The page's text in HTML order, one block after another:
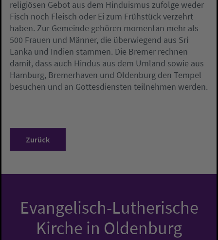
religiösen Gebot aus dem Hinduismus zufolge weder
Fisch noch Fleisch oder Ei zum Frühstück verzehrt
haben. Zur Gemeinde gehören momentan mehr als
500 Frauen und Männer, die überwiegend aus Sri
Lanka und Indien stammen. Die Bremer rechnen
damit, dass auch Hindus aus dem Umland sowie aus
Hamburg, Bremerhaven und Oldenburg den Tempel
besuchen und an Gottesdiensten teilnehmen werden.
Zurück
Evangelisch-Lutherische
Kirche in Oldenburg